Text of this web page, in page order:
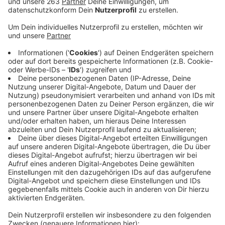
Anzeige
Nach dem Brand in einem Mehrfamilienhaus in Bad
Laasphe mit einem Toten Ende März hat die Polizei
neue Details bekannt gegeben: Der 49-jährige
Hausbesitzer, der nach den Löscharbeiten tot in
seinem Bett gefunden wurde, ist schon ein bis zwei
Tage vor dem Feuer gestorben. Die Polizei geht von
einem Gewaltverbrechen aus und glaubt, dass der oder
die Täter zurückkamen, um mit dem Feuer Spuren zu
verwischen. Es werden weiter Zeugen gesucht, die
zwischen dem 23. und dem 25. März in der
Bahnhofstraße verdächtige Beobachtungen gemacht
haben. Insbesondere sucht die Polizei einen
Zeitraum in der Bahnhofstraße gesehen wurde.